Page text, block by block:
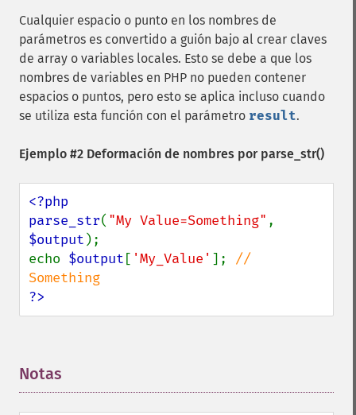
Cualquier espacio o punto en los nombres de
parámetros es convertido a guión bajo al crear claves
de array o variables locales. Esto se debe a que los
nombres de variables en PHP no pueden contener
espacios o puntos, pero esto se aplica incluso cuando
se utiliza esta función con el parámetro result.
Ejemplo #2 Deformación de nombres por parse_str()
<?php
parse_str( "My Value=Something"
$output );
echo $output [ 'My_Value' ]; //
?>
Notas